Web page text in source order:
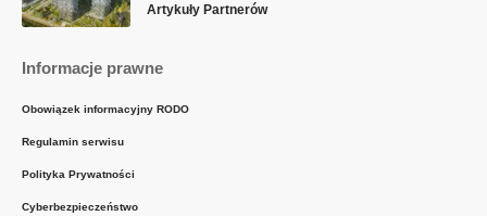
Artykuły Partnerów
Informacje prawne
Obowiązek informacyjny RODO
Regulamin serwisu
Polityka Prywatności
Cyberbezpieczeństwo